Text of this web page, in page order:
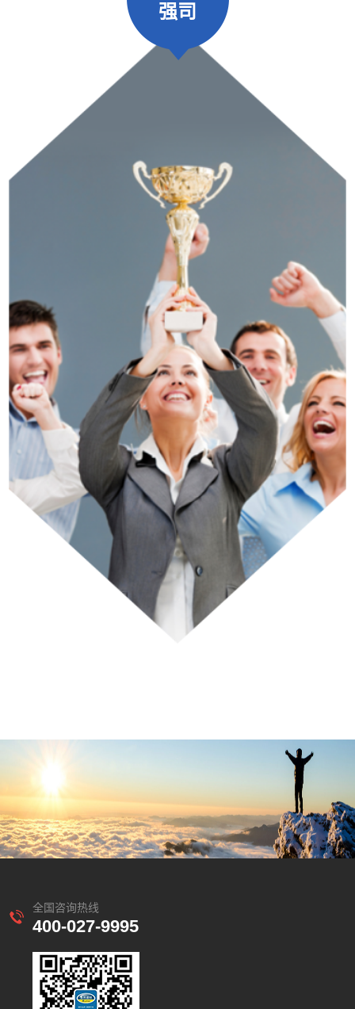
强司
全国咨询热线
400-027-9995